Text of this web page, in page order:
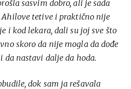
sasvim dobro, ali je sada
tetive i praktično nije
i kod lekara, dali su joj sve što
skoro da nije mogla da dođe
da nastavi dalje da hoda.
dok sam ja rešavala